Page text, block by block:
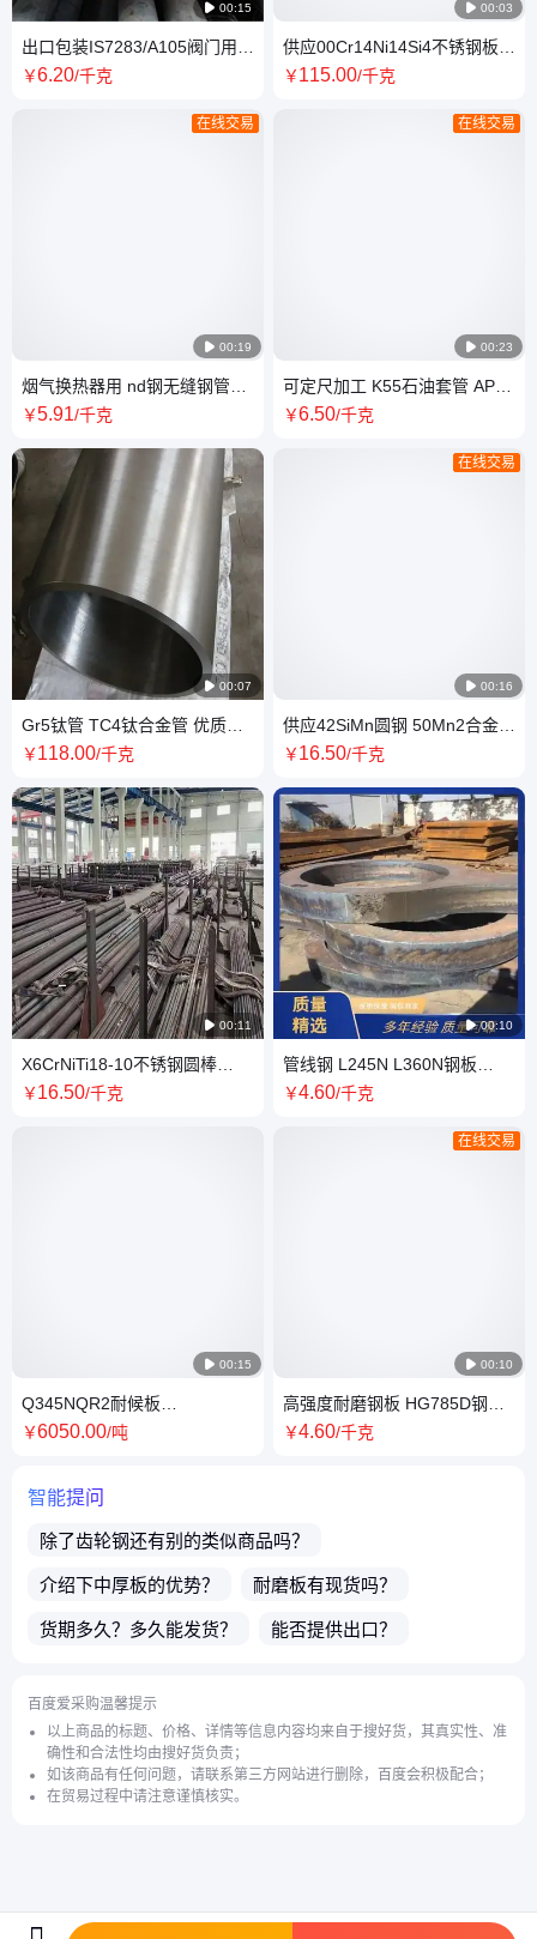
 00:15
出口包装IS7283/A105阀门用圆
钢 合金锻造钢棒 批发零售 一支
￥6.20/千克
 00:19
在线交易
烟气换热器用 nd钢无缝钢管
09CrcuSB高压锅炉换热管耐硫
￥5.91/千克
 00:07
Gr5钛管 TC4钛合金管 优质高
强耐腐蚀 可定做国标规格 用途
￥118.00/千克
 00:11
X6CrNiTi18-10不锈钢圆棒
1.4541光亮棒 SUS304研磨棒
￥16.50/千克
 00:15
Q345NQR2耐候板
09CuPCrNi-A耐候钢板 钢卷 装
￥6050.00/吨
 00:03
供应00Cr14Ni14Si4不锈钢板
C4耐硝酸酸洗表面固溶中厚板
￥115.00/千克
 00:23
在线交易
可定尺加工 K55石油套管 API
5L无缝钢管 高强耐酸碱
￥6.50/千克
 00:16
在线交易
供应42SiMn圆钢 50Mn2合金结
构锻圆棒材 46MnSi4大型锻件
￥16.50/千克
 00:10
管线钢 L245N L360N钢板
L415合金板正火加工尺寸 定尺
￥4.60/千克
 00:10
在线交易
高强度耐磨钢板 HG785D钢板
Q690d合金板 强度优越 来图切
￥4.60/千克
智能提问
除了齿轮钢还有别的类似商品吗？
介绍下中厚板的优势？ 耐磨板有现货吗？
货期多久？多久能发货？ 能否提供出口？
有哪些热处理的无缝管呢？
有哪些热处理工艺的合金钢
百度爱采购温馨提示
以上商品的标题、价格、详情等信息内容均来自于搜好货，其真实性、准
确性和合法性均由搜好货负责；
如该商品有任何问题，请联系第三方网站进行删除，百度会积极配合；
在贸易过程中请注意谨慎核实。